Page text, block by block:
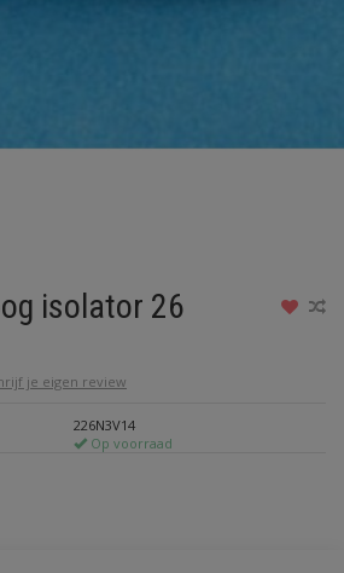
isolator 26
je eigen review
226N3V14
Op voorraad